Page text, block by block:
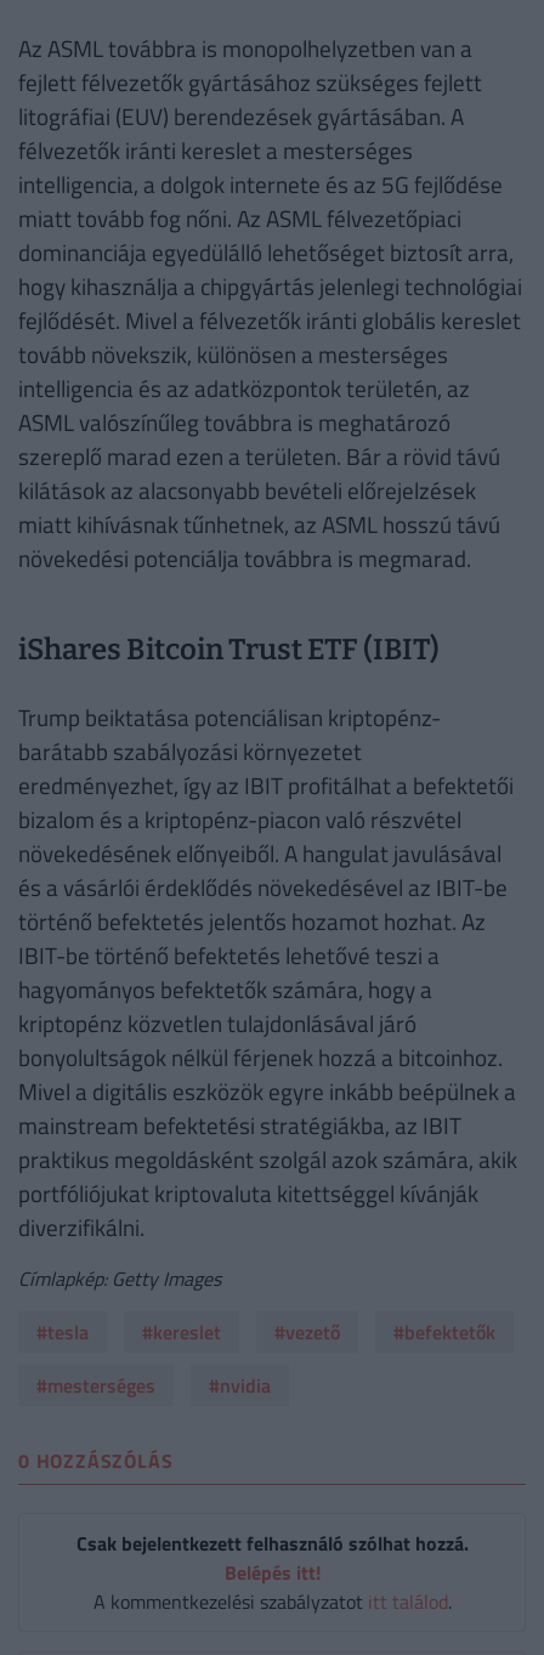
Az ASML továbbra is monopolhelyzetben van a
fejlett félvezetők gyártásához szükséges fejlett
litográfiai (EUV) berendezések gyártásában. A
félvezetők iránti kereslet a mesterséges
intelligencia, a dolgok internete és az 5G fejlődése
miatt tovább fog nőni. Az ASML félvezetőpiaci
dominanciája egyedülálló lehetőséget biztosít arra,
hogy kihasználja a chipgyártás jelenlegi technológiai
fejlődését. Mivel a félvezetők iránti globális kereslet
tovább növekszik, különösen a mesterséges
intelligencia és az adatközpontok területén, az
ASML valószínűleg továbbra is meghatározó
szereplő marad ezen a területen. Bár a rövid távú
kilátások az alacsonyabb bevételi előrejelzések
miatt kihívásnak tűnhetnek, az ASML hosszú távú
növekedési potenciálja továbbra is megmarad.
iShares Bitcoin Trust ETF (IBIT)
Trump beiktatása potenciálisan kriptopénz-
barátabb szabályozási környezetet
eredményezhet, így az IBIT profitálhat a befektetői
bizalom és a kriptopénz-piacon való részvétel
növekedésének előnyeiből. A hangulat javulásával
és a vásárlói érdeklődés növekedésével az IBIT-be
történő befektetés jelentős hozamot hozhat. Az
IBIT-be történő befektetés lehetővé teszi a
hagyományos befektetők számára, hogy a
kriptopénz közvetlen tulajdonlásával járó
bonyolultságok nélkül férjenek hozzá a bitcoinhoz.
Mivel a digitális eszközök egyre inkább beépülnek a
mainstream befektetési stratégiákba, az IBIT
praktikus megoldásként szolgál azok számára, akik
portfóliójukat kriptovaluta kitettséggel kívánják
diverzifikálni.
Címlapkép: Getty Images
#tesla
#kereslet #vezető
#befektetők
#mesterséges
#nvidia
0 HOZZÁSZÓLÁS
Csak bejelentkezett felhasználó szólhat hozzá.
Belépés itt!
A kommentkezelési szabályzatot itt találod.